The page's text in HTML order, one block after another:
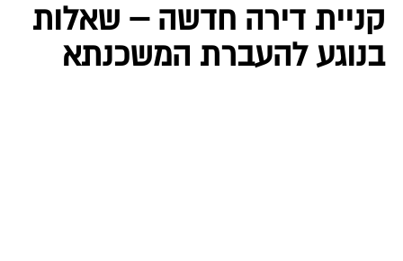
קניית דירה חדשה – שאלות
בנוגע להעברת המשכנתא